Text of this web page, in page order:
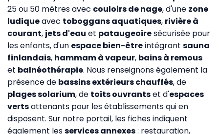
25 ou 50 mètres avec couloirs de nage, d'une zone
ludiqueavec toboggans aquatiques, rivière à
courant, jets d'eau et pataugeoiresécurisée pour
les enfants, d'un espace bien-êtreintégrant sauna
finlandais, hammam à vapeur, bains à remous
et balnéothérapie. Nous renseignons également la
présence de bassins extérieurs chauffés, de
plages solarium, de toits ouvrantset d'espaces
vertsattenants pour les établissements qui en
disposent. Sur notre portail, les fiches indiquent
également lesservices annexes: restauration,